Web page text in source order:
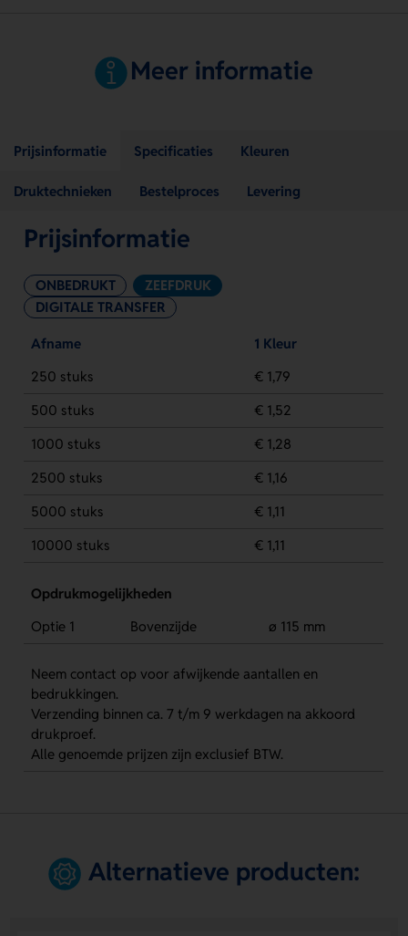
Meer informatie
Prijsinformatie Specificaties Kleuren
Druktechnieken Bestelproces Levering
Prijsinformatie
ONBEDRUKT
ZEEFDRUK
DIGITALE TRANSFER
Afname
1 Kleur
250 stuks
€ 1,79
500 stuks
€ 1,52
1000 stuks
€ 1,28
2500 stuks
€ 1,16
5000 stuks
€ 1,11
10000 stuks
€ 1,11
Opdrukmogelijkheden
Optie 1
Bovenzijde ø 115 mm
Neem contact op voor afwijkende aantallen en
bedrukkingen.
Verzending binnen ca. 7 t/m 9 werkdagen na akkoord
drukproef.
Alle genoemde prijzen zijn exclusief BTW.
Alternatieve producten: